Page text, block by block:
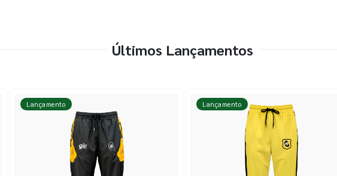
Últimos Lançamentos
Lançamento Lançamento